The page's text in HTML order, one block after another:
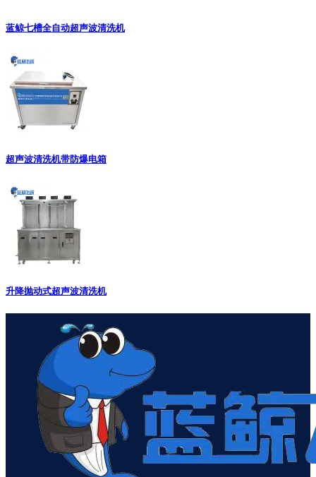
蓝鲸七槽全自动超声波清洗机
超声波清洗机带防爆电箱
升降抛动式超声波清洗机